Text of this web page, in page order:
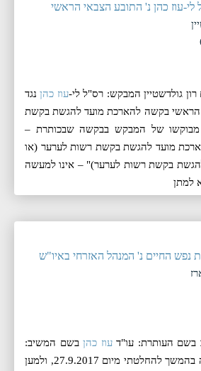
עוז כהןנגד
הראשי בקשה להארכת מועד להגשת בקשת
של המבקש בבקשה שבכותרת –
מועד להגשת בקשת רשות לערער (או
בקשת רשות לערער)" – אינו למעשה
למתן
עוז כהןבשם המשיב:
עו"ד יונתן נד"ב החלטה בהמשך להחלטתי מיום 27.9.2017, ולמען